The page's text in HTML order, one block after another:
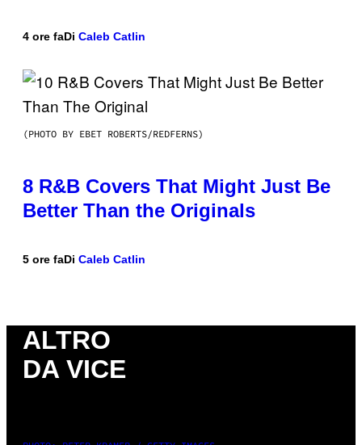
4 ore faDi Caleb Catlin
(PHOTO BY EBET ROBERTS/REDFERNS)
8 R&B Covers That Might Just Be
Better Than the Originals
5 ore faDi Caleb Catlin
ALTRO
DA VICE